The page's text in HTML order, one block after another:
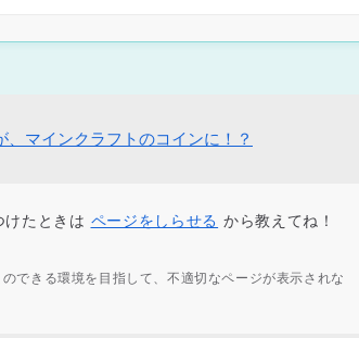
、マインクラフトのコインに！？
けたときは ページをしらせる から教えてね！
できる環境を目指して、不適切なページが表示されな